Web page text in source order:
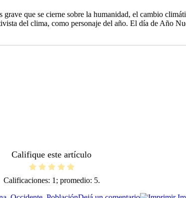
que se cierne sobre la humanidad, el cambio
del clima, como personaje del año. El día de Año
Califique este artículo
Calificaciones: 1 ; promedio: 5.